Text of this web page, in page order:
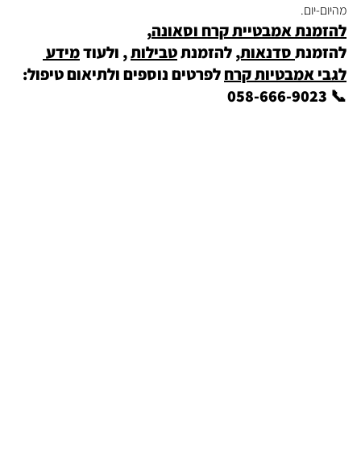
מהיום-יום.
להזמנת אמבטיית קרח וסאונה,
להזמנת סדנאות, להזמנת טבילות , ולעוד מידע
לגבי אמבטיות קרח לפרטים נוספים ולתיאום טיפול:
📞 058-666-9023